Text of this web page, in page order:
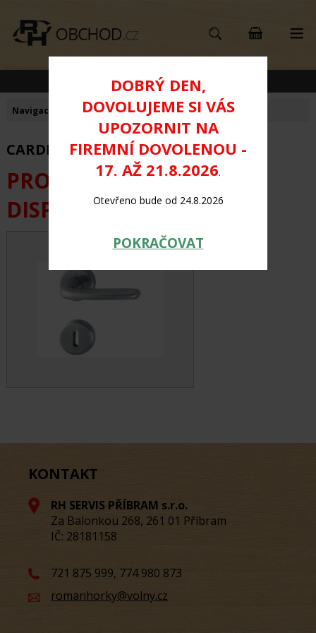
DOBRÝ DEN,
DOVOLUJEME SI VÁS
UPOZORNIT NA
FIREMNÍ DOVOLENOU -
17. AŽ 21.8.2026.
Otevřeno bude od 24.8.2026
POKRAČOVAT
KATEGORIE PRODUKTŮ
Navigace: >Výprodejové zboží
CARDIF - NEREZ na klíč
PRODUKT JIŽ NENÍ K
DISPOZICI
KONTAKT
RH SERVIS PŘÍBRAM s.r.o.
Za Balonkou 268, 261 01 Příbram
IČ: 28181158
721 875 999, 774 980 873
romanhorky@volny.cz